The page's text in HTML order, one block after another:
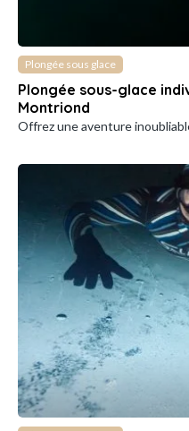
Plongée sous glace
Plongée sous-glace
Montriond
Offrez une aventure